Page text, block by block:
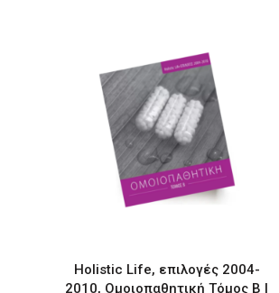
Holistic Life, επιλογές 2004-
2010, Ομοιοπαθητική Τόμος Β |